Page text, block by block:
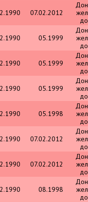
07.02.2012
05.1999
05.1999
05.1999
05.1998
07.02.2012
07.02.2012
08.1998